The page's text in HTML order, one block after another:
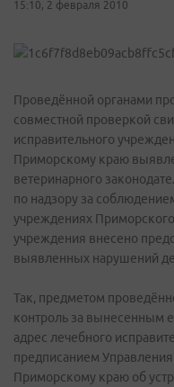
15:10, 2 февраля 2010
Проведённой органами
совместной проверкой
исправительного
Приморскому краю
ветеринарного
по надзору за
учреждениях
учреждения внесено
выявленных нарушений
Так, предметом
контроль за вынесенным
адрес лечебного
предписанием
Приморскому краю об